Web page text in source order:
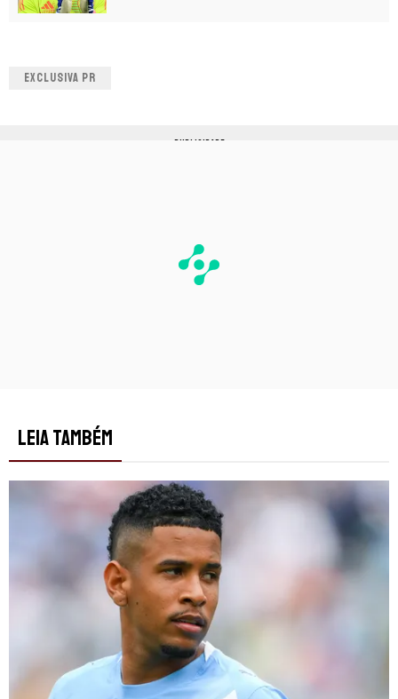
EXCLUSIVA PR
PUBLICIDADE
LEIA TAMBÉM